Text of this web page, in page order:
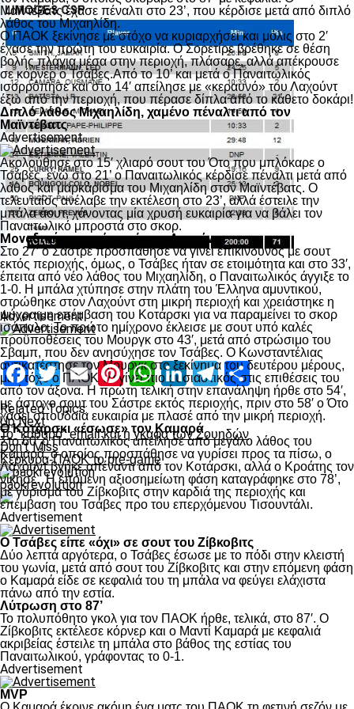
Advertisement
Facebook
Twitter
EmailPinterest
WhatsApp
LinkedIn
Telegram
Related Topics:
Up Next
Το “καθαρό” email και η γκάφα των Σουηδών
Don't Miss
Κέρκυρα-ΠΑΟΚ το pre-game
paokrevolution
Μαϊντέβατς έχασε πέναλτι στο 23’, που κέρδισε μετά από διπλό
λάθος του Μιχαηλίδη.
Ο ΠΑΟΚ ξεκίνησε με στόχο να κυριαρχήσει και μόλις στο 2′
έχασε την πρώτη του ευκαιρία. Ο Σορετίρε βρέθηκε σε θέση
βολής πλάγια μέσα στην περιοχή, πλάσαρε, αλλά απέκρουσε
σε κόρνερ ο Τσάβες.Από το 10’ και μετά ο Παναιτωλικός
ισορρόπησε και στο 14′ απείλησε με «κεραυνό» του Λαχούντ
έξω από την περιοχή, που πέρασε δίπλα από το κάθετο δοκάρι!
Διπλό λάθος Μιχαηλίδη, χαμένο πέναλτι από τον
Μαϊντέβατς
Advertisement
Ακολούθησε στο 15′ χλιαρό σουτ του Ότο που μπλόκαρε ο
Τσάβες, ενώ στο 21’ ο Παναιτωλικός κέρδισε πέναλτι μετά από
λάθος και μαρκάρισμα του Μιχαηλίδη στον Μαϊντέβατς. Ο
τελευταίος ανέλαβε την εκτέλεση στο 23’, αλλά έστειλε την
μπάλα άουτ, χάνοντας μία χρυσή ευκαιρία για να βάλει τον
Παναιτωλικό μπροστά στο σκορ.
Μοναδική ευκαιρία από τον Λαχούντ
Στο 27′ ο Σάστρε προσπάθησε να γίνει επικίνδυνος με σουτ
εκτός περιοχής, όμως, ο Τσάβες ήταν σε ετοιμότητα και στο 33′,
έπειτα από νέο λάθος του Μιχαηλίδη, ο Παναιτωλικός άγγιξε το
1-0. Η μπάλα χτύπησε στην πλάτη του Έλληνα αμυντικού,
στρώθηκε στον Λαχούντ στη μικρή περιοχή και χρειάστηκε η
ψύχραιμη επέμβαση του Κοτάρσκι για να παραμείνει το σκορ
ισόπαλο. Το πρώτο ημίχρονο έκλεισε με σουτ υπό καλές
προϋποθέσεις του Μουργκ στο 43′, μετά από στρώσιμο του
Σβαμπ, που δεν ανησύχησε τον Τσάβες. Ο Κωνσταντέλιας
αντικατέστησε τον Μουργκ στο ξεκίνημα του δευτέρου μέρους,
με στόχο ο ΠΑΟΚ να γίνει πιο ουσιαστικός στις επιθέσεις του
από τον άξονα. Η πρώτη τελική στην επανάληψη ήρθε στο 54′,
με άστοχο σουτ του Σάστρε εκτός περιοχής, πριν στο 58′ ο Ότο
χάσει σπουδαία ευκαιρία με πλασέ από την μικρή περιοχή.
Ο Κοτάρσκι «έσωσε» τον Καμαρά
Στο 60’ ο Παναιτωλικός απείλησε από μεγάλο λάθος του
Καμαρά, ο οποίος προσπάθησε να γυρίσει προς τα πίσω, ο
Λαχούντ βγήκε απέναντι από τον Κοτάρσκι, αλλά ο Κροάτης τον
νίκησε. Η επόμενη αξιοσημείωτη φάση καταγράφηκε στο 78’,
με γύρισμα του Ζίβκοβιτς στην καρδιά της περιοχής και
επέμβαση του Τσάβες προ του επερχόμενου Τισουντάλι.
Advertisement
Ο Τσάβες είπε «όχι» σε σουτ του Ζίβκοβιτς
Δύο λεπτά αργότερα, ο Τσάβες έσωσε με το πόδι στην κλειστή
του γωνία, μετά από σουτ του Ζίβκοβιτς και στην επόμενη φάση
ο Καμαρά είδε σε κεφαλιά του τη μπάλα να φεύγει ελάχιστα
πάνω από την εστία.
Λύτρωση στο 87’
Το πολυπόθητο γκολ για τον ΠΑΟΚ ήρθε, τελικά, στο 87′. Ο
Ζίβκοβιτς εκτέλεσε κόρνερ και ο Μαντί Καμαρά με κεφαλιά
ακριβείας έστειλε τη μπάλα στο βάθος της εστίας του
Παναιτωλικού, γράφοντας το 0-1.
Advertisement
MVP